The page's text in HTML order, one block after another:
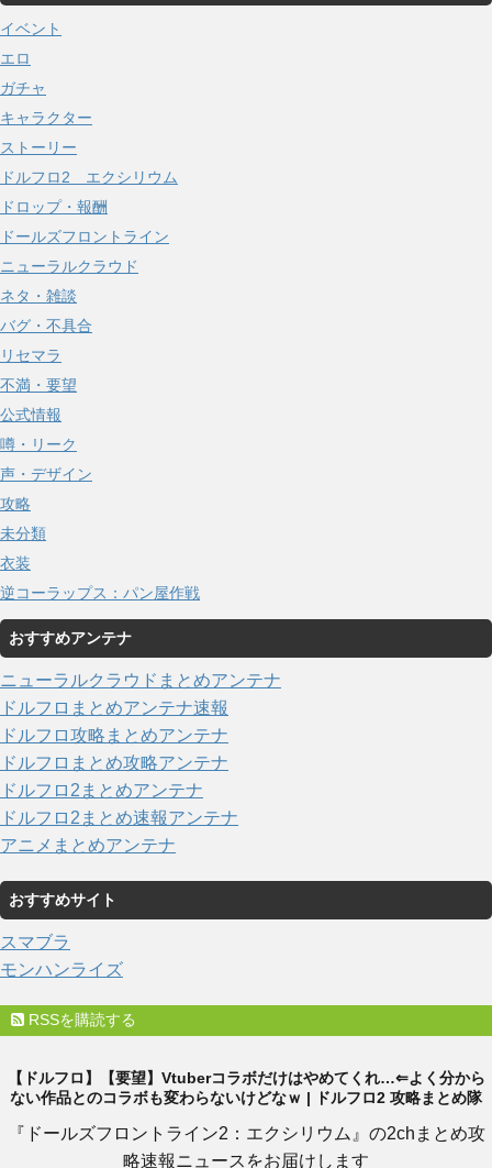
イ
ブ
イベント
エロ
ガチャ
キャラクター
ストーリー
ドルフロ2 エクシリウム
ドロップ・報酬
ドールズフロントライン
ニューラルクラウド
ネタ・雑談
バグ・不具合
リセマラ
不満・要望
公式情報
噂・リーク
声・デザイン
攻略
未分類
衣装
逆コーラップス：パン屋作戦
おすすめアンテナ
ニューラルクラウドまとめアンテナ
ドルフロまとめアンテナ速報
ドルフロ攻略まとめアンテナ
ドルフロまとめ攻略アンテナ
ドルフロ2まとめアンテナ
ドルフロ2まとめ速報アンテナ
アニメまとめアンテナ
おすすめサイト
スマブラ
モンハンライズ
RSSを購読する
【ドルフロ】【要望】Vtuberコラボだけはやめてくれ…⇐よく分から
ない作品とのコラボも変わらないけどなｗ | ドルフロ2 攻略まとめ隊
『ドールズフロントライン2：エクシリウム』の2chまとめ攻
略速報ニュースをお届けします